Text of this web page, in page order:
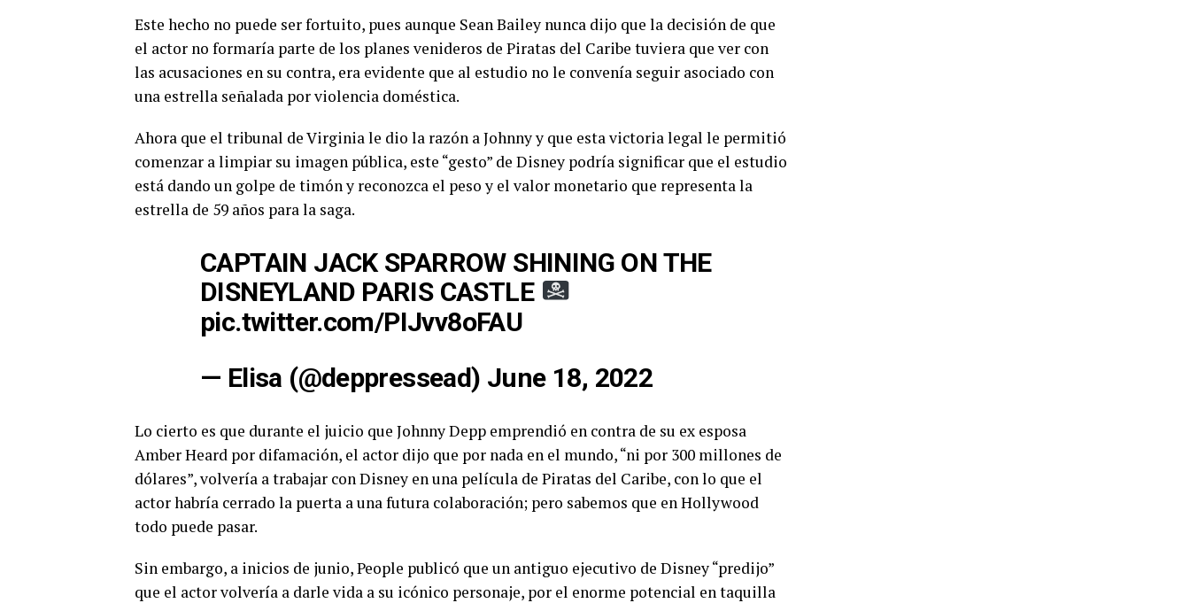
Este hecho no puede ser fortuito, pues aunque Sean Bailey nunca dijo que la decisión de que
el actor no formaría parte de los planes venideros de Piratas del Caribe tuviera que ver con
las acusaciones en su contra, era evidente que al estudio no le convenía seguir asociado con
una estrella señalada por violencia doméstica.
Ahora que el tribunal de Virginia le dio la razón a Johnny y que esta victoria legal le permitió
comenzar a limpiar su imagen pública, este “gesto” de Disney podría significar que el estudio
está dando un golpe de timón y reconozca el peso y el valor monetario que representa la
estrella de 59 años para la saga.
CAPTAIN JACK SPARROW SHINING ON THE
DISNEYLAND PARIS CASTLE
pic.twitter.com/PIJvv8oFAU
— Elisa (@deppressead) June 18, 2022
Lo cierto es que durante el juicio que Johnny Depp emprendió en contra de su ex esposa
Amber Heard por difamación, el actor dijo que por nada en el mundo, “ni por 300 millones de
dólares”, volvería a trabajar con Disney en una película de Piratas del Caribe, con lo que el
actor habría cerrado la puerta a una futura colaboración; pero sabemos que en Hollywood
todo puede pasar.
Sin embargo, a inicios de junio, People publicó que un antiguo ejecutivo de Disney “predijo”
que el actor volvería a darle vida a su icónico personaje, por el enorme potencial en taquilla